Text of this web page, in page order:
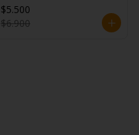
$5.500
$6.900